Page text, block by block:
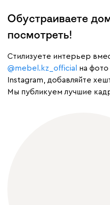
Обустраиваете
посмотреть!
Cтилизуете интерьер
@mebel.kz_official
на
Instagram, добавляйте
Мы публикуем лучшие